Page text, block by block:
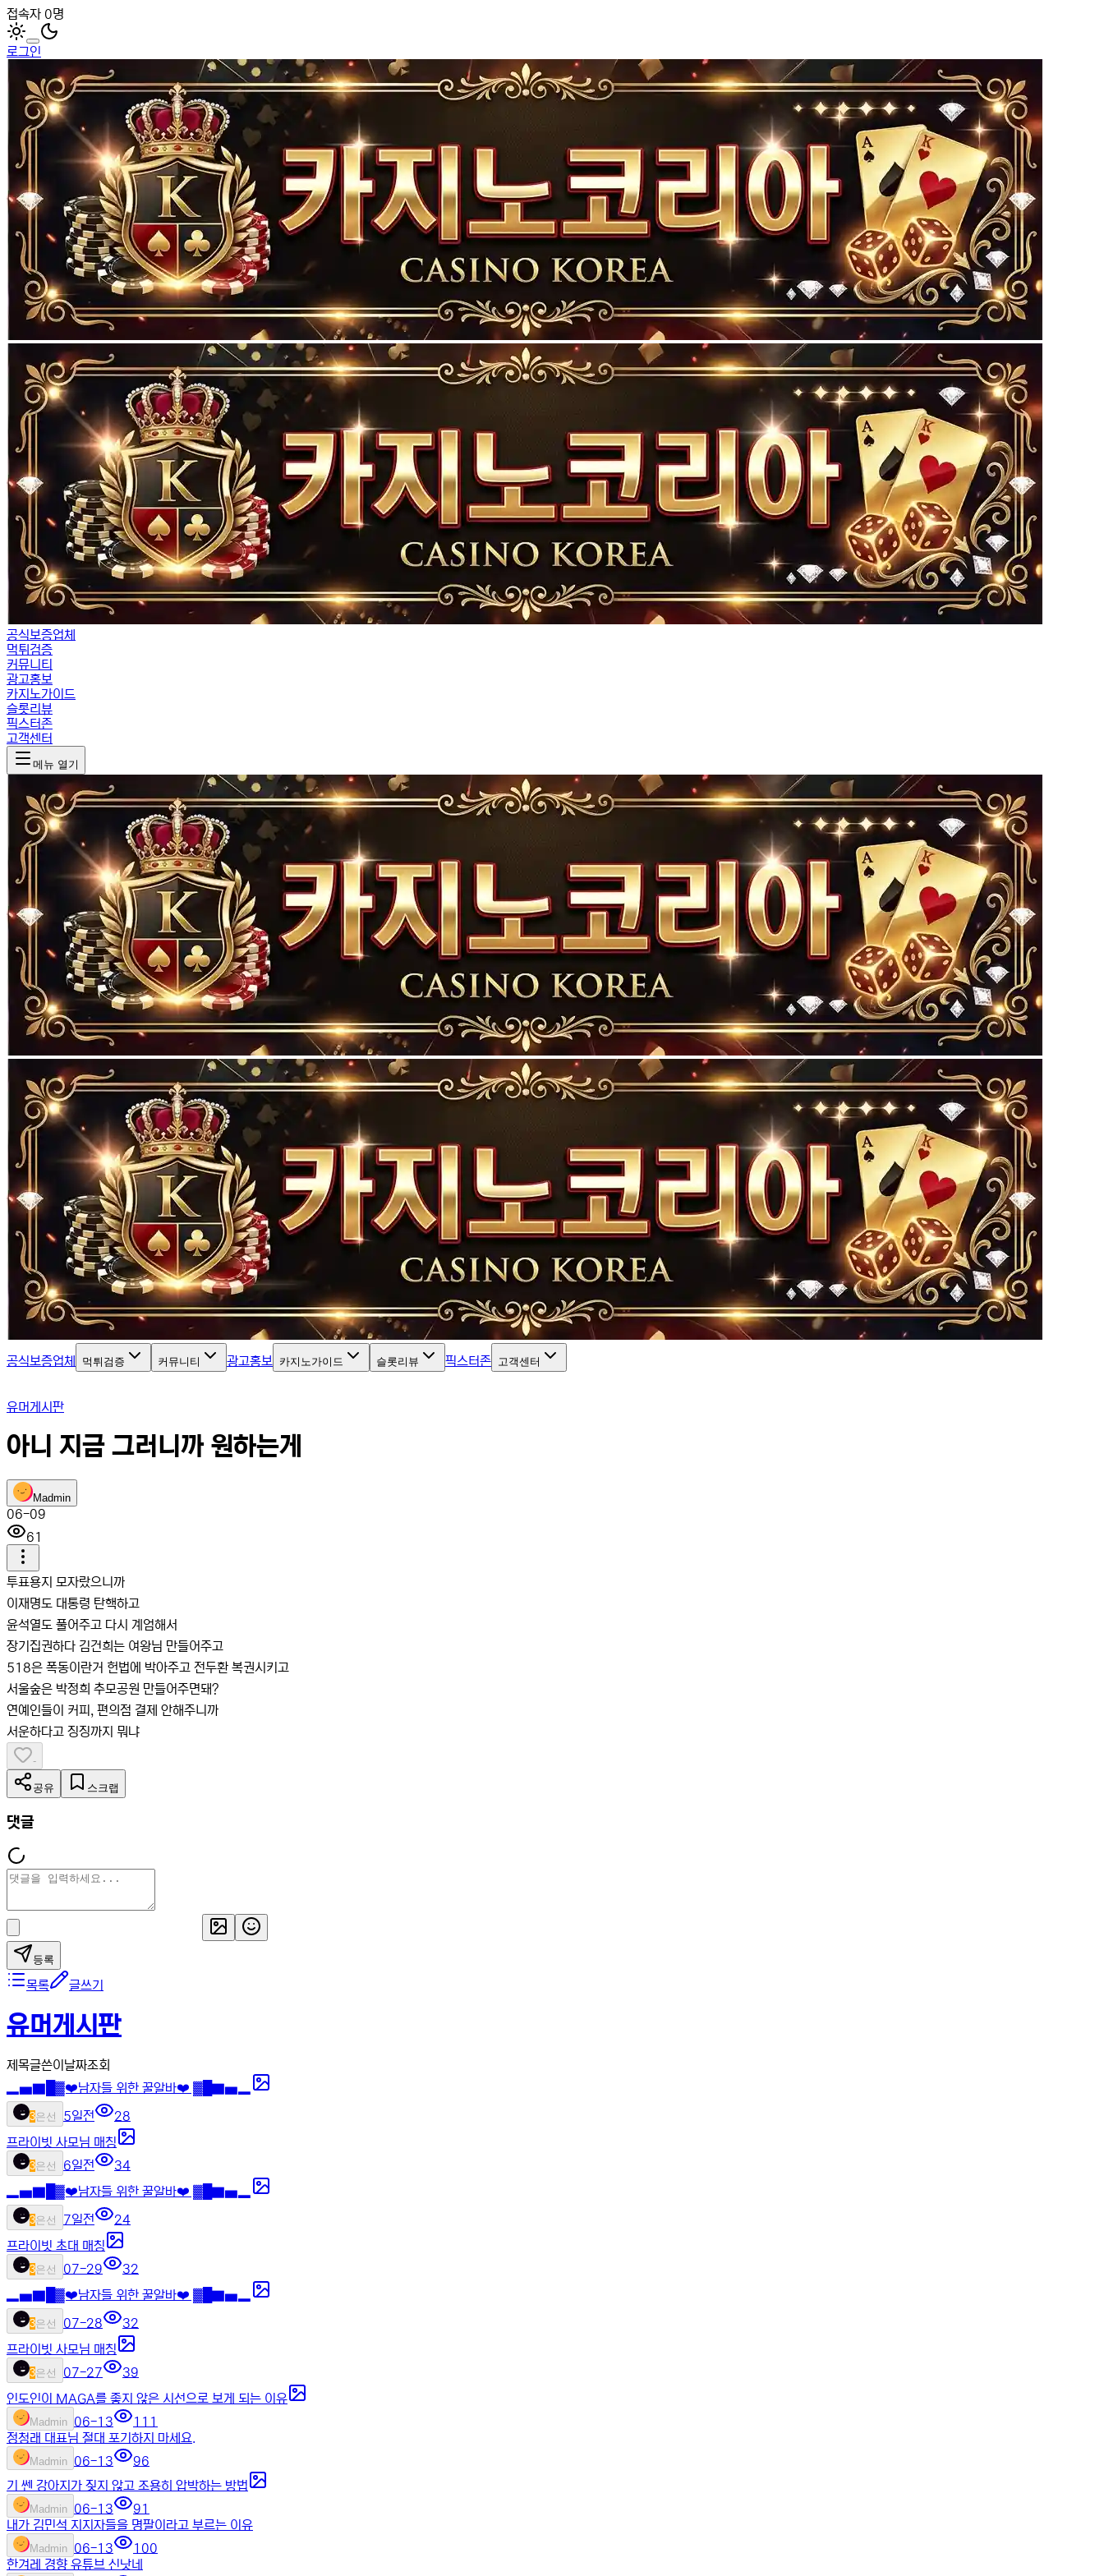
접속자 0명
로그인
공식보증업체
먹튀검증
커뮤니티
광고홍보
카지노가이드
슬롯리뷰
픽스터존
고객센터
메뉴 열기
공식보증업체 먹튀검증 커뮤니티 광고홍보 카지노가이드 슬롯리뷰 픽스터존 고객센터
유머게시판
아니 지금 그러니까 원하는게
Madmin
06-09
61
투표용지 모자랐으니까
이재명도 대통령 탄핵하고
윤석열도 풀어주고 다시 계엄해서
장기집권하다 김건희는 여왕님 만들어주고
518은 폭동이란거 헌법에 박아주고 전두환 복권시키고
서울숲은 박정희 추모공원 만들어주면돼?
연예인들이 커피, 편의점 결제 안해주니까
서운하다고 징징까지 뭐냐
-
공유 스크랩
댓글
등록
목록 글쓰기
유머게시판
제목글쓴이 날짜조회
▂▅▇█▓❤️남자들 위한 꿀알바❤️ ▓█▇▅▂
3은선 5일전
28
프라이빗 사모님 매칭
3은선 6일전
34
▂▅▇█▓❤️남자들 위한 꿀알바❤️ ▓█▇▅▂
3은선 7일전
24
프라이빗 초대 매칭
3은선 07-29
32
▂▅▇█▓❤️남자들 위한 꿀알바❤️ ▓█▇▅▂
3은선 07-28
32
프라이빗 사모님 매칭
3은선 07-27
39
인도인이 MAGA를 좋지 않은 시선으로 보게 되는 이유
Madmin 06-13
111
정청래 대표님 절대 포기하지 마세요.
Madmin 06-13
96
기 쎈 강아지가 짖지 않고 조용히 압박하는 방법
Madmin 06-13
91
내가 김민석 지지자들을 명팔이라고 부르는 이유
Madmin 06-13
100
한겨레 경향 유튜브 신낫네